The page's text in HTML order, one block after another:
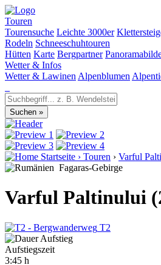
Touren
Tourensuche Leichte 3000er
Rodeln Schneeschuhtouren
Hütten Karte Bergpartner
Wetter & Infos
Wetter & Lawinen Alpenblumen
Startseite › Touren › Varful
Fagaras-Gebirge
Varful Paltinului
T2
Aufstiegszeit
3:45 h